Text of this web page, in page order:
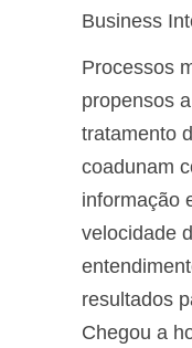
Business
Processos
propensos
tratamento
coadunam
informação
velocidade
resultados
Chegou a